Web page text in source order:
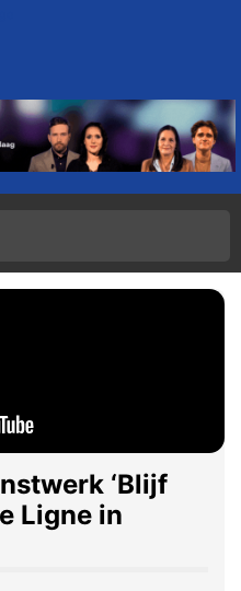
‘Blijf
Ligne in